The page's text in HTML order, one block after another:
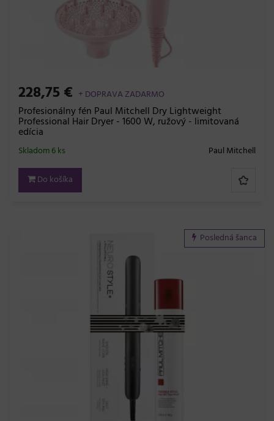
228,75 € + DOPRAVA ZADARMO
Profesionálny fén Paul Mitchell Dry Lightweight
Professional Hair Dryer - 1600 W, ružový - limitovaná
edícia
Paul Mitchell
Skladom 6 ks
Do košíka
Posledná šanca